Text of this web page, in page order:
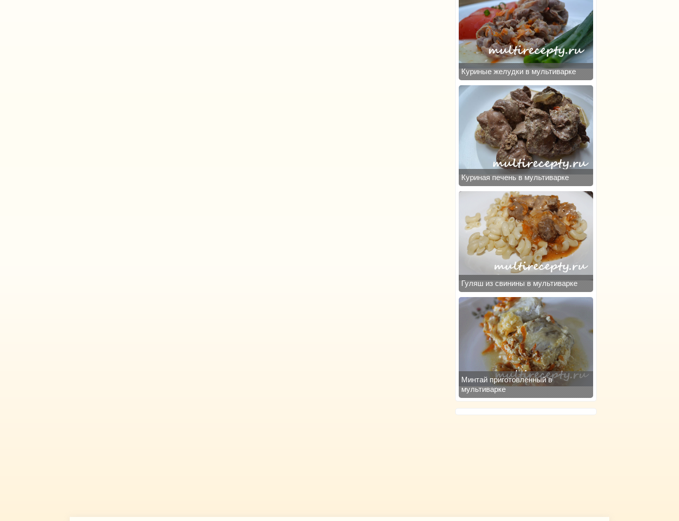
Куриные желудки в мультиварке
Куриная печень в мультиварке
Гуляш из свинины в мультиварке
Минтай приготовленный в
мультиварке